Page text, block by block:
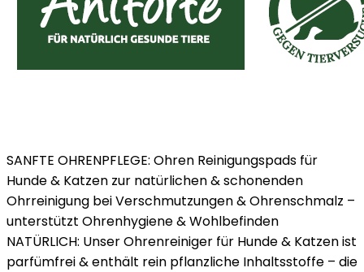
SANFTE OHRENPFLEGE: Ohren Reinigungspads für
Hunde & Katzen zur natürlichen & schonenden
Ohrreinigung bei Verschmutzungen & Ohrenschmalz –
unterstützt Ohrenhygiene & Wohlbefinden
NATÜRLICH: Unser Ohrenreiniger für Hunde & Katzen ist
parfümfrei & enthält rein pflanzliche Inhaltsstoffe – die